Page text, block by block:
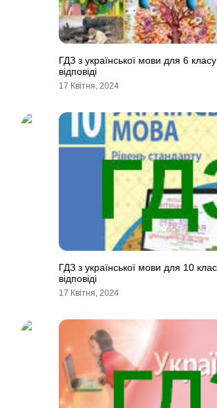
ГДЗ з української мови для 6
відповіді
17 Квітня, 2024
ГДЗ з української мови для 10
відповіді
17 Квітня, 2024